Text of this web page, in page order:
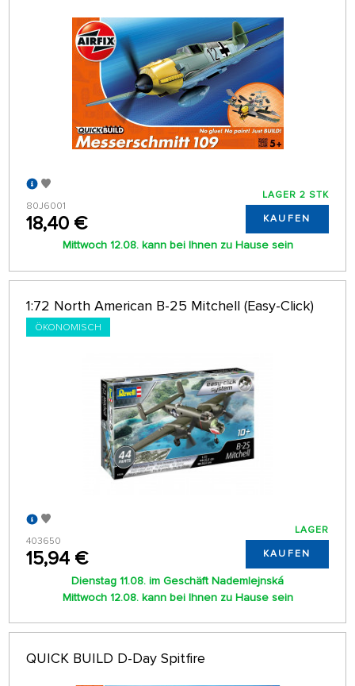
80J6001
18,40 €
LAGER 2 STK
KAUFEN
Mittwoch 12.08. kann bei Ihnen zu Hause sein
1:72 North American B-25 Mitchell (Easy-Click)
ÖKONOMISCH
403650
15,94 €
LAGER
KAUFEN
Dienstag 11.08. im Geschäft Nademlejnská
Mittwoch 12.08. kann bei Ihnen zu Hause sein
QUICK BUILD D-Day Spitfire